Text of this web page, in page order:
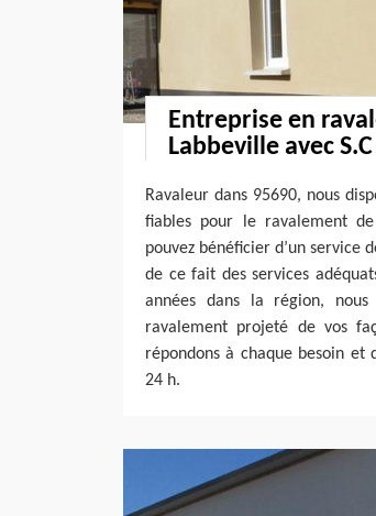
Entreprise en
Labbeville avec
Ravaleur dans 95690, nous
fiables pour le ravalement
pouvez bénéficier d’un service
de ce fait des services
années dans la région,
ravalement projeté de vos
répondons à chaque besoin et
24 h.